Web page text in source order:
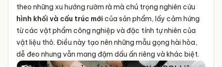
theo những xu hướng rườm rà mà chú trọng nghiên cứu
hình khối và cấu trúc mới của sản phẩm, lấy cảm hứng
từ các vật phẩm công nghiệp và đặc tính tự nhiên của
vật liệu thô. Điều này tạo nên những mẫu gọng hài hòa,
dễ đeo nhưng vẫn mang đậm dấu ấn riêng và khác biệt.